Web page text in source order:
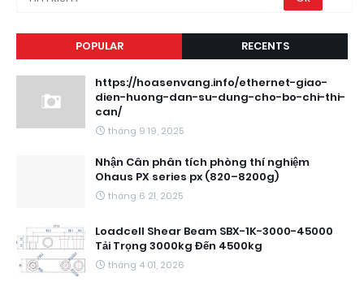
POPULAR RECENTS
https://hoasenvang.info/ethernet-giao-
dien-huong-dan-su-dung-cho-bo-chi-thi-
can/
tháng 9 19, 2025
Nhận Cân phân tích phòng thí nghiệm
Ohaus PX series px (820–8200g)
tháng 6 21, 2025
Loadcell Shear Beam SBX-1K-3000-45000
Tải Trọng 3000kg Đến 4500kg
tháng 4 01, 2026